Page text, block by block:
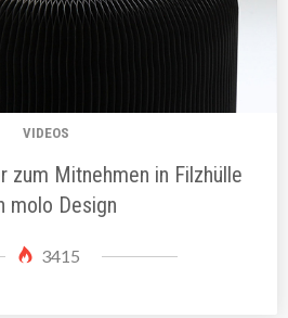
VIDEOS
zum Mitnehmen in Filzhülle
molo Design
3415